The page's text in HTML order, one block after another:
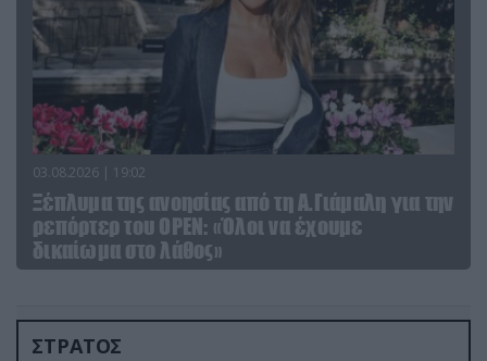
03.08.2026 | 19:02
Ξέπλυμα της ανοησίας από τη Α.Γιάμαλη για την
ρεπόρτερ του ΟΡΕΝ: «Όλοι να έχουμε
δικαίωμα στο λάθος»
ΣΤΡΑΤΟΣ